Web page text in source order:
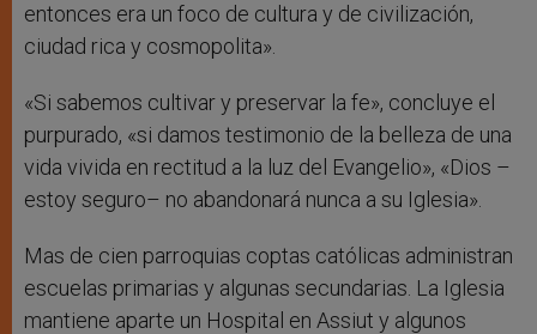
entonces era un foco de cultura y de civilización,
ciudad rica y cosmopolita».
«Si sabemos cultivar y preservar la fe», concluye el
purpurado, «si damos testimonio de la belleza de una
vida vivida en rectitud a la luz del Evangelio», «Dios –
estoy seguro– no abandonará nunca a su Iglesia».
Mas de cien parroquias coptas católicas administran
escuelas primarias y algunas secundarias. La Iglesia
mantiene aparte un Hospital en Assiut y algunos